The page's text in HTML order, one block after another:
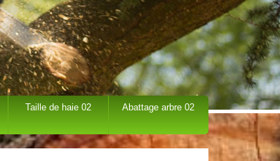
Taille de haie 02 Abattage arbre 02